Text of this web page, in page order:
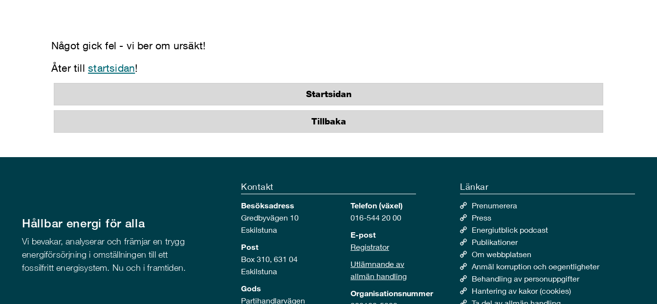
Något gick fel - vi ber om ursäkt!
Åter tillstartsidan!
Startsidan
Tillbaka
Hållbar energi för alla
Vi bevakar, analyserar och främjar en trygg
energiförsörjning i omställningen till ett
fossilfritt energisystem. Nu och i framtiden.
Kontakt
Besöksadress
Gredbyvägen 10
Eskilstuna
Post
Box 310, 631 04
Eskilstuna
Gods
Partihandlarvägen
Telefon (växel)
016-544 20 00
E-post
Registrator
Utlämnande av
allmän handling
Organisationsnummer
Länkar
Prenumerera
Press
Energiutblick podcast
Publikationer
Om webbplatsen
Anmäl korruption och oegentligheter
Behandling av personuppgifter
Hantering av kakor (cookies)